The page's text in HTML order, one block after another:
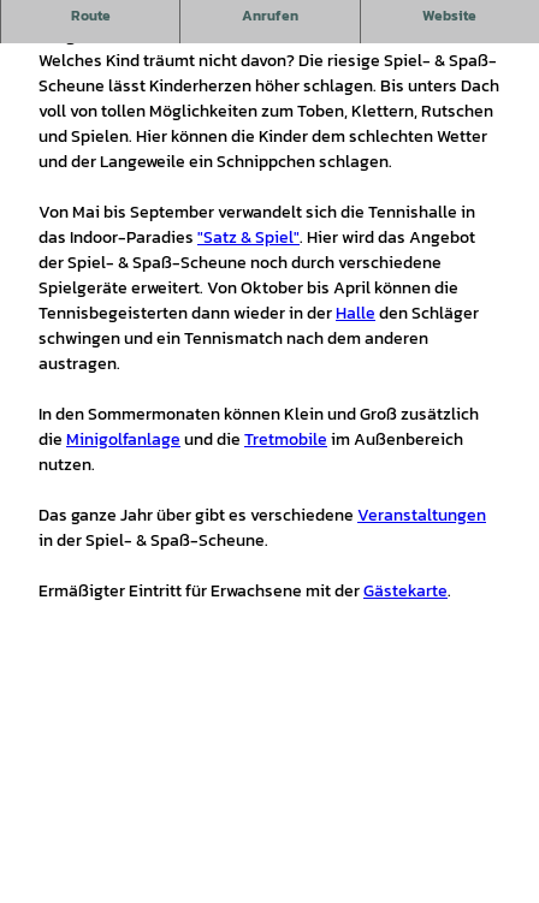
Route Anrufen Website
Indoorspielplatz - Minigolf - Tennis - Tretmobile - Spaß für
Welches Kind träumt nicht davon? Die riesige Spiel- & Spaß-
Scheune lässt Kinderherzen höher schlagen. Bis unters Dach
voll von tollen Möglichkeiten zum Toben, Klettern, Rutschen
und Spielen. Hier können die Kinder dem schlechten Wetter
und der Langeweile ein Schnippchen schlagen.
Von Mai bis September verwandelt sich die Tennishalle in
das Indoor-Paradies"Satz & Spiel". Hier wird das Angebot
der Spiel- & Spaß-Scheune noch durch verschiedene
Spielgeräte erweitert. Von Oktober bis April können die
Tennisbegeisterten dann wieder in derHalleden Schläger
schwingen und ein Tennismatch nach dem anderen
austragen.
In den Sommermonaten können Klein und Groß zusätzlich
dieMinigolfanlageund dieTretmobileim Außenbereich
nutzen.
Das ganze Jahr über gibt es verschiedeneVeranstaltungen
in der Spiel- & Spaß-Scheune.
Ermäßigter Eintritt für Erwachsene mit derGästekarte.